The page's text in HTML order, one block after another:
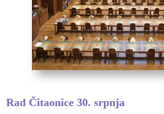
Rad Čitaonice 30. srpnja